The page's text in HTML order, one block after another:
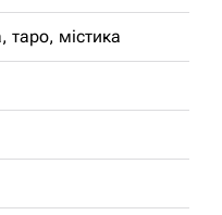
таро, містика